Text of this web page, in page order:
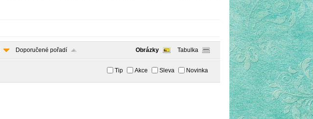
Doporučené pořadí Obrázky Tabulka
Tip Akce Sleva Novinka